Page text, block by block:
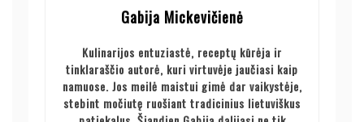
Gabija Mickevičienė
Kulinarijos entuziastė, receptų kūrėja ir
tinklaraščio autorė, kuri virtuvėje jaučiasi kaip
namuose. Jos meilė maistui gimė dar vaikystėje,
stebint močiutę ruošiant tradicinius lietuviškus